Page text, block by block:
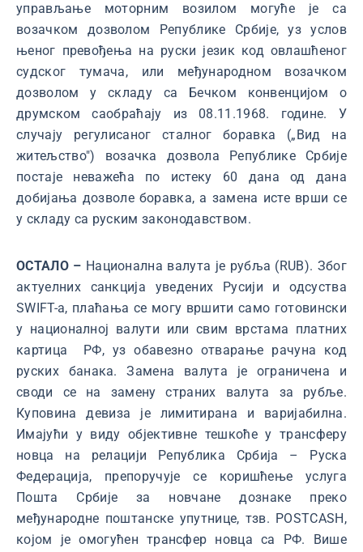
управљање моторним возилом могуће је са
возачком дозволом Републике Србије, уз услов
њеног превођења на руски језик код овлашћеног
судског тумача, или међународном возачком
дозволом у складу са Бечком конвенцијом о
друмском саобраћају из 08.11.1968. године. У
случају регулисаног сталног боравка („Вид на
житељство") возачка дозвола Републике Србије
постаје неважећа по истеку 60 дана од дана
добијања дозволе боравка, а замена исте врши се
у складу са руским законодавством.
ОСТАЛО – Национална валута је рубља (RUB). Због
актуелних санкција уведених Русији и одсуства
SWIFT-а, плаћања се могу вршити само готовински
у националној валути или свим врстама платних
картица РФ, уз обавезно отварање рачуна код
руских банака. Замена валута је ограничена и
своди се на замену страних валута за рубље.
Куповина девиза је лимитирана и варијабилна.
Имајући у виду објективне тешкоће у трансферу
новца на релацији Република Србија – Руска
Федерација, препоручује се коришћење услуга
Пошта Србије за новчане дознаке преко
међународне поштанске упутнице, тзв. POSTCASH,
којом је омогућен трансфер новца са РФ. Више